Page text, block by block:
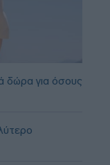
δώρα για όσους